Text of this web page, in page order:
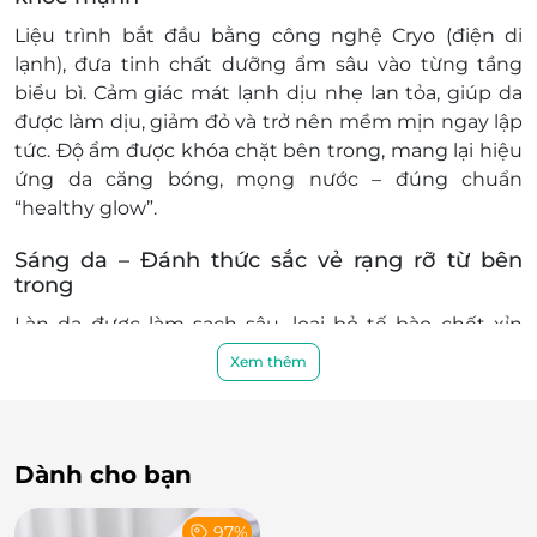
1B, Sương Nguyệt Anh, P. Bến Thành, Q.1
104 Phổ Quang, Phường 2, Quận Tân Bình, TP.Hồ Chí
Minh
Vincom Plaza Saigonres: Gian hàng L1-K3, tầng L1,
TTTM Vincom Plaza Saigonres, thuộc Dự án Khu
chung cư kết hợp thương mại dịch vụ và văn phòng
làm việc, số 188 đường Nguyễn Xí, Phường Bình
Thạnh, Thành phố Hồ Chí Minh
65 Lê Lợi, Quận 1, TP.HCM, Việt Nam, Lầu 6, 04
Đà Nẵng
177 Trần Phú, P.Hải Châu 1, Hải Châu, Đà Nẵng
Liệu trình bắt đầu bằng công nghệ Cryo (điện di
lạnh), đưa tinh chất dưỡng ẩm sâu vào từng tầng
biểu bì. Cảm giác mát lạnh dịu nhẹ lan tỏa, giúp da
được làm dịu, giảm đỏ và trở nên mềm mịn ngay lập
tức. Độ ẩm được khóa chặt bên trong, mang lại hiệu
ứng da căng bóng, mọng nước – đúng chuẩn
“healthy glow”.
Sáng da – Đánh thức sắc vẻ rạng rỡ từ bên
trong
Làn da được làm sạch sâu, loại bỏ tế bào chết xỉn
màu nhờ các đầu máy công nghệ cao hiện đại tại
Face Wash Fox. Khi bề mặt da được thông thoáng,
Làm mờ thâm
Hỗ trợ giảm sắc tố
Xem thêm
Dành cho bạn
97%